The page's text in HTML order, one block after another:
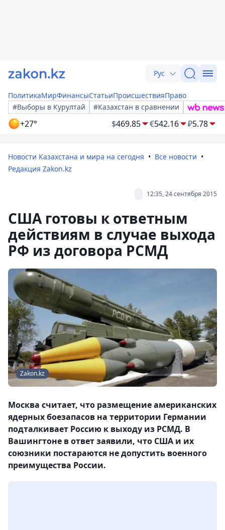
Рус
ПолитикаМирФинансыСтатьиПроисшествияПраво
#Выборы в Курултай
#Казахстан в сравнении
+27° $469.85 €542.16 ₽5.78
Новости Казахстана и мира на сегодня
Все новости
Редакция Zakon.kz
12:35, 24 сентября 2015
США готовы к ответным
действиям в случае выхода
РФ из договора РСМД
Zakon.kz
Москва считает, что размещение американских
ядерных боезапасов на территории Германии
подталкивает Россию к выходу из РСМД. В
Вашингтоне в ответ заявили, что США и их
союзники постараются не допустить военного
преимущества России.